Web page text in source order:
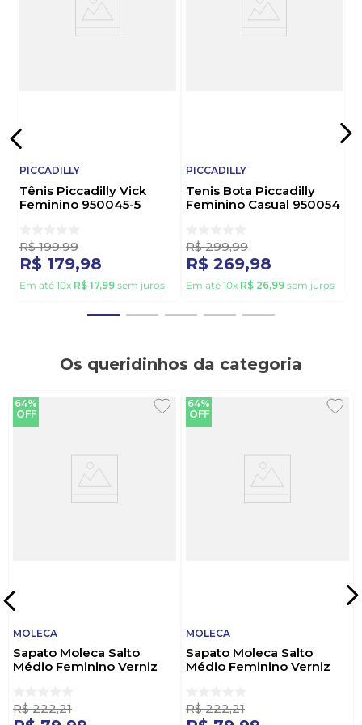
design que respeita a anatomia do pé, é ideal para
quem prioriza bem-estar no dia a dia. Escolha
Piccadilly e sinta a diferença a cada passo!
PICCADILLY
Tênis Piccadilly Vick
Feminino 950045-5
R$ 199,99
R$ 179,98
Em até 10x R$ 17,99 sem juros
PICCADILLY
Tenis Bota Piccadilly
Feminino Casual 950054
R$ 299,99
R$ 269,98
Em até 10x R$ 26,99 sem juros
Os queridinhos da categoria
64%
OFF
MOLECA
Sapato Moleca Salto
Médio Feminino Verniz
R$ 222,21
64%
OFF
MOLECA
Sapato Moleca Salto
Médio Feminino Verniz
R$ 222,21